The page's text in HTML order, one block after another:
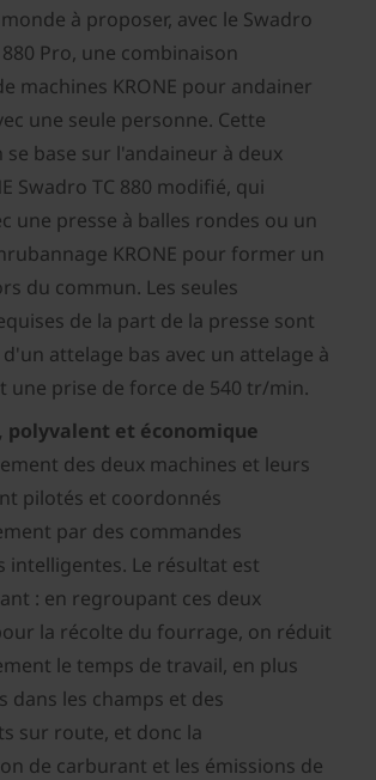
à proposer, avec le Swadro
880 Pro, une combinaison
machines KRONE pour andainer
une seule personne. Cette
base sur l'andaineur à deux
Swadro TC 880 modifié, qui
une presse à balles rondes ou un
KRONE pour former un
du commun. Les seules
de la part de la presse sont
attelage bas avec un attelage à
une prise de force de 540 tr/min.
polyvalent et économique
des deux machines et leurs
pilotés et coordonnés
par des commandes
intelligentes. Le résultat est
: en regroupant ces deux
la récolte du fourrage, on réduit
le temps de travail, en plus
dans les champs et des
sur route, et donc la
de carburant et les émissions de